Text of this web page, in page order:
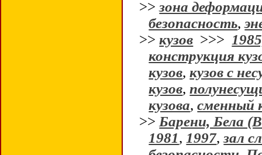
>>зона
безопасность,
>>кузов >>>
конструкция
кузов,кузов с
кузов,
кузова,сменный
>> Барени, Бела
1981, 1997,зал